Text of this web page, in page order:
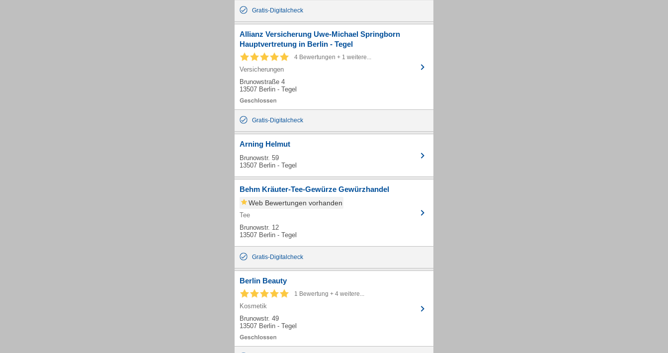
Gratis-Digitalcheck
Allianz Versicherung Uwe-Michael Springborn
Hauptvertretung in Berlin - Tegel
4 Bewertungen + 1 weitere...
Versicherungen
Brunowstraße 4
13507 Berlin - Tegel
Gratis-Digitalcheck
Arning Helmut
Brunowstr. 59
13507 Berlin - Tegel
Behm Kräuter-Tee-Gewürze Gewürzhandel
Web Bewertungen vorhanden
Tee
Brunowstr. 12
13507 Berlin - Tegel
Gratis-Digitalcheck
Berlin Beauty
1 Bewertung + 4 weitere...
Kosmetik
Brunowstr. 49
13507 Berlin - Tegel